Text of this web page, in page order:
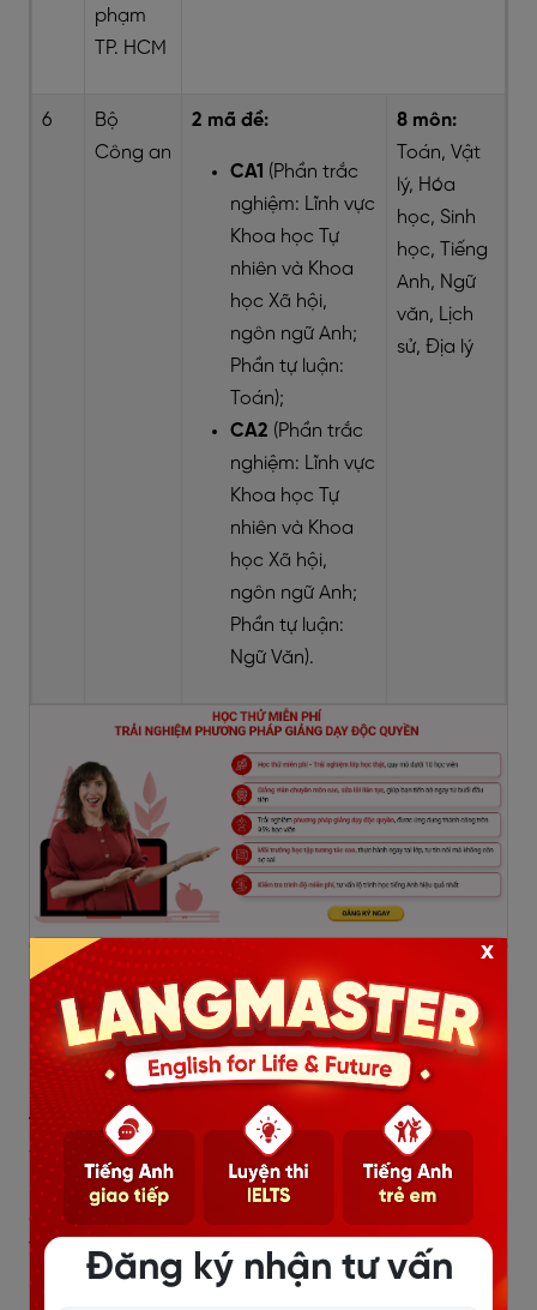
phạm
TP. HCM
6
Bộ
Công an
2 mã đề:
CA1 (Phần trắc
nghiệm: Lĩnh vực
Khoa học Tự
nhiên và Khoa
học Xã hội,
ngôn ngữ Anh;
Phần tự luận:
Toán);
CA2 (Phần trắc
nghiệm: Lĩnh vực
Khoa học Tự
nhiên và Khoa
học Xã hội,
ngôn ngữ Anh;
Phần tự luận:
Ngữ Văn).
8 môn:
Toán, Vật
lý, Hóa
học, Sinh
học, Tiếng
Anh, Ngữ
văn, Lịch
sử, Địa lý
IV. Các hình thức thi đánh giá
năng lực
Hiện tại, có hai hình thức thi đánh giá năng lực là thi
trắc nghiệm trên máy tính hoặc thi trên giấy.Riêng có
Đại học Bách khoa Hà Nội và Đại học Quốc gia Hà
Nội không sử dụng hình thức thi truyền thống mà sử
dụng hoàn toàn hình thức thi trực tuyến trên máy tính.
Thí sinh sẽ tham gia kỳ thi trong các phòng máy tại cơ
sở tổ chức thi.Đăng ký nhận tư vấn
x